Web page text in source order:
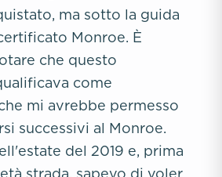
ma sotto la guida
Monroe. È
che questo
come
mi avrebbe permesso
successivi al Monroe.
del 2019 e, prima
strada, sapevo di voler